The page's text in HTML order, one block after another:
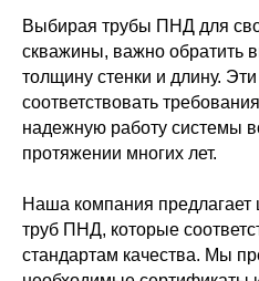
Выбирая трубы ПНД для
скважины, важно обратить
толщину стенки и длину.
соответствовать
надежную работу системы
протяжении многих лет.
Наша компания предлагает
труб ПНД, которые
стандартам качества. Мы